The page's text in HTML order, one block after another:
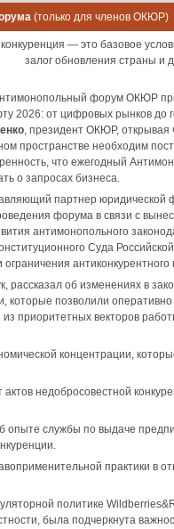
(только для членов ОКЮР)
— это базовое
залог обновления страны и
форум ОКЮР
2026: от цифровых рынков до
, президент ОКЮР, открывая
пространстве необходим
что ежегодный
о запросах бизнеса.
партнер юридической
форума в связи с
антимонопольного
Суда
рассказал об изменениях в
позволили
приоритетных векторов
концентрации,
недобросовестной
опыте службы по выдаче
практики в
политике
была подчеркнута